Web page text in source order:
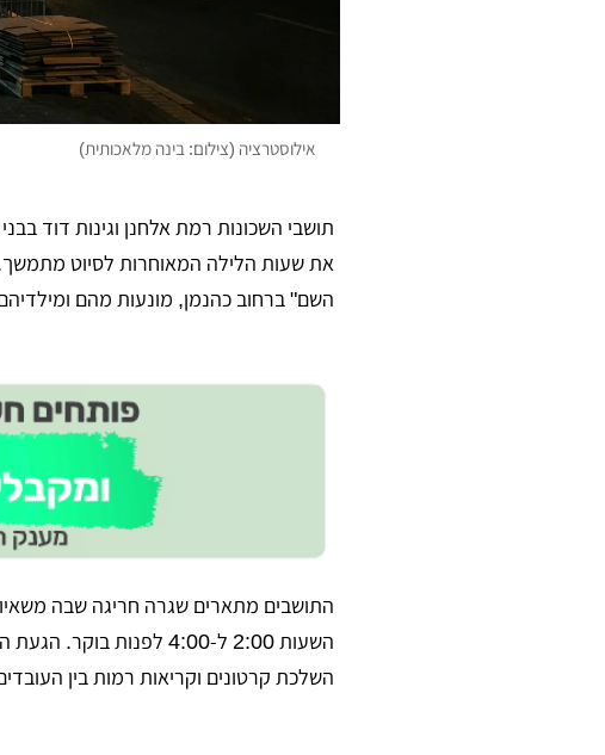
אילוסטרציה (צילום: בינה מלאכותית)
תושבי השכונות רמת אלחנן וגינות דוד
את שעות הלילה המאוחרות לסיוט
השם" ברחוב כהנמן, מונעות מהם
​התושבים מתארים שגרה חריגה שבה
השעות 2:00 ל-4:00
השלכת קרטונים וקריאות רמות בין